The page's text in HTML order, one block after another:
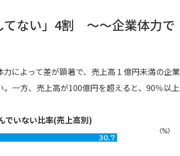
てない」4割 ～～企業体力で
によって差が顕著で、売上高１億円未満の企業
一方、売上高が100億円を超えると、90％以上
でいない比率(売上高別)